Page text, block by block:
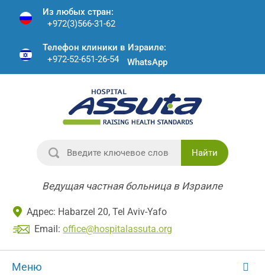
Из любых стран:
+972(3)566-31-62
Телефон клиники в Израиле:
+972-52-651-26-54
WhatsApp
Найти
Ведущая частная больница в Израиле
Адрес: Habarzel 20, Tel Aviv-Yafo
Email: office@hospitalassuta.org
Меню